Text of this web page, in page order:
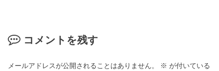
コメントを残す
メールアドレスが公開されることはありません。 ※ が付いている